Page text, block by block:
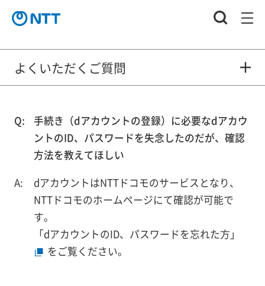
よくいただくご質問
手続き（dアカウントの登録）に必要なdアカウ
ントのID、パスワードを失念したのだが、確認
方法を教えてほしい
dアカウントはNTTドコモのサービスとなり、
NTTドコモのホームページにて確認が可能で
す。
「dアカウントのID、パスワードを忘れた方」
をご覧ください。